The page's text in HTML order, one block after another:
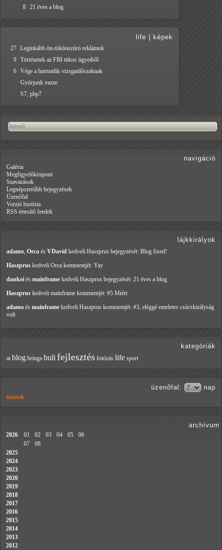
8 21 éves a blog
life képek
27 Leginkább ön-tökönszúró reklámok
9 Történetek az FBI titkos ügyeiből
6 Vége a harmadik vizsgaidőszaknak
Gyúrjunk vazze
S7, php7
navigáció
Galéria
Megfigyelőközpont
Szavazások
Legnépszerűbb bejegyzések
Üzenőfal
Verzió história
RSS értesítő feedek
lájkkirályok
adamo, Orca és VDavid kedveli Haszprus bejegyzését: Blog fixed!
Haszprus kedveli Orca kommentjét: Yay
dankoi és mainframe kedveli Haszprus bejegyzését: 21 éves a blog
Haszprus kedveli mainframe kommentjét: #5 Miért
adamo és mainframe kedveli Haszprus kommentjét: #3, eléggé emeletes csúcskirályság
volt
kategóriák
ai blog bringa buli fejlesztés fotózás life sport
üzenőfal : nap
üzenek
archívum
2026 01 02 03 04 05
06
07
08
2025
2024
2023
2020
2019
2018
2017
2016
2015
2014
2013
2012